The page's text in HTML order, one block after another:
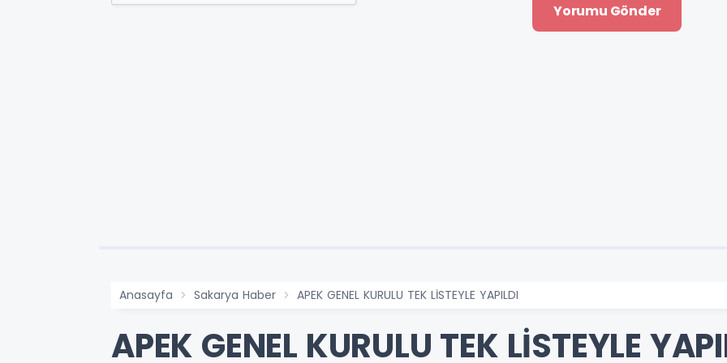
Anasayfa Sakarya Haber APEK GENEL KURULU TEK LİSTEYLE YAPILDI
APEK GENEL KURULU TEK LİSTEYLE